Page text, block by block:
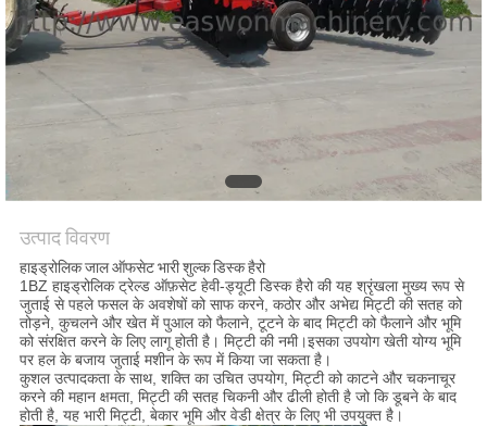
साइटमैप
PRIVACY
POLICY
उत्पाद विवरण
हाइड्रोलिक जाल ऑफसेट भारी शुल्क डिस्क हैरो
1BZ हाइड्रोलिक ट्रेल्ड ऑफ़सेट हेवी-ड्यूटी डिस्क हैरो की यह श्रृंखला मुख्य रूप से
जुताई से पहले फसल के अवशेषों को साफ करने, कठोर और अभेद्य मिट्टी की सतह को
तोड़ने, कुचलने और खेत में पुआल को फैलाने, टूटने के बाद मिट्टी को फैलाने और भूमि
को संरक्षित करने के लिए लागू होती है। मिट्टी की नमी।इसका उपयोग खेती योग्य भूमि
पर हल के बजाय जुताई मशीन के रूप में किया जा सकता है।
कुशल उत्पादकता के साथ, शक्ति का उचित उपयोग, मिट्टी को काटने और चकनाचूर
करने की महान क्षमता, मिट्टी की सतह चिकनी और ढीली होती है जो कि डूबने के बाद
होती है, यह भारी मिट्टी, बेकार भूमि और वेडी क्षेत्र के लिए भी उपयुक्त है।